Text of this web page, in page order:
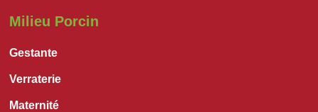
Milieu Porcin
Gestante
Verraterie
Maternité